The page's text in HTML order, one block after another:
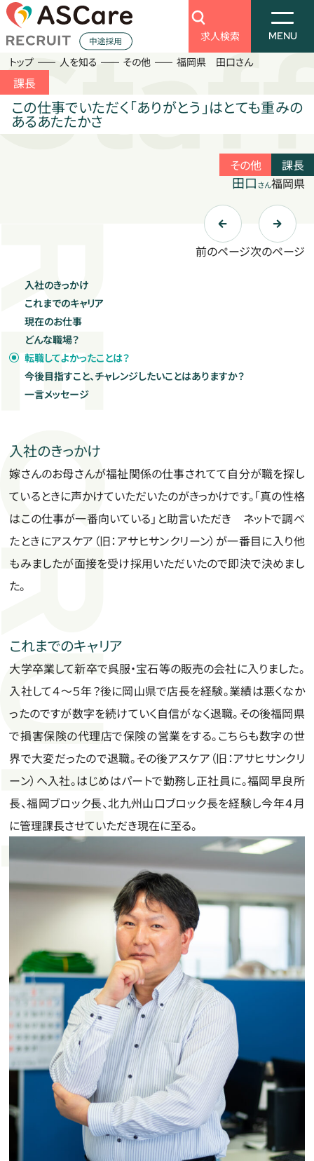
求人検索 MENU
仕事を知る
Business
働く環境を知る
ラン
会社を知る
セージ
の想い
アスケア
新着情報
Information
求人検索
Search
人を知る
訪問入浴
仕事を知る
Business
Culture
トップメッセージ
採用担当者の想い
新着情報
Information
トップ 人を知る その他 福岡県 田口さん
課長
この仕事でいただく「ありがとう」はとても重みの
あるあたたかさ
その他 課長
田口さん福岡県
前のページ次のページ
入社のきっかけ
これまでのキャリア
現在のお仕事
どんな職場？
転職してよかったことは？
今後目指すこと、チャレンジしたいことはありますか？
一言メッセージ
入社のきっかけ
嫁さんのお母さんが福祉関係の仕事されてて自分が職を探し
ているときに声かけていただいたのがきっかけです。「真の性格
はこの仕事が一番向いている」と助言いただき ネットで調べ
たときにアスケア（旧：アサヒサンクリーン）が一番目に入り他
もみましたが面接を受け採用いただいたので即決で決めまし
た。
これまでのキャリア
大学卒業して新卒で呉服・宝石等の販売の会社に入りました。
入社して４～５年？後に岡山県で店長を経験。業績は悪くなか
ったのですが数字を続けていく自信がなく退職。その後福岡県
で損害保険の代理店で保険の営業をする。こちらも数字の世
界で大変だったので退職。その後アスケア（旧：アサヒサンクリ
ーン）へ入社。はじめはパートで勤務し正社員に。福岡早良所
長、福岡ブロック長、北九州山口ブロック長を経験し今年４月
に管理課長させていただき現在に至る。